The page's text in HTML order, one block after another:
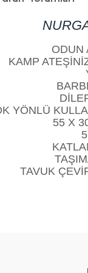
ODUN
KAMP
YÖNLÜ
55 X
TAVUK